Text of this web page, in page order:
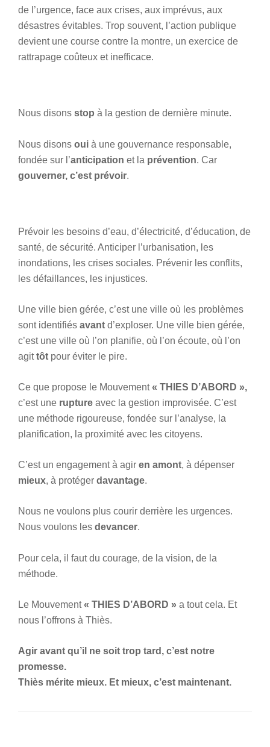
de l’urgence, face aux crises, aux imprévus, aux
désastres évitables. Trop souvent, l’action publique
devient une course contre la montre, un exercice de
rattrapage coûteux et inefficace.
Nous disons stop à la gestion de dernière minute.
Nous disons oui à une gouvernance responsable,
fondée sur l’anticipation et la prévention. Car
gouverner, c’est prévoir.
Prévoir les besoins d’eau, d’électricité, d’éducation, de
santé, de sécurité. Anticiper l’urbanisation, les
inondations, les crises sociales. Prévenir les conflits,
les défaillances, les injustices.
Une ville bien gérée, c’est une ville où les problèmes
sont identifiés avant d’exploser. Une ville bien gérée,
c’est une ville où l’on planifie, où l’on écoute, où l’on
agittôt pour éviter le pire.
Ce que propose le Mouvement« THIES D’ABORD »,
c’est une rupture avec la gestion improvisée. C’est
une méthode rigoureuse, fondée sur l’analyse, la
planification, la proximité avec les citoyens.
C’est un engagement à agir en amont, à dépenser
mieux, à protéger davantage.
Nous ne voulons plus courir derrière les urgences.
Nous voulons les devancer.
Pour cela, il faut du courage, de la vision, de la
méthode.
Le Mouvement« THIES D’ABORD » a tout cela. Et
nous l’offrons à Thiès.
Agir avant qu’il ne soit trop tard, c’est notre
promesse.
Thiès mérite mieux. Et mieux, c’est maintenant.